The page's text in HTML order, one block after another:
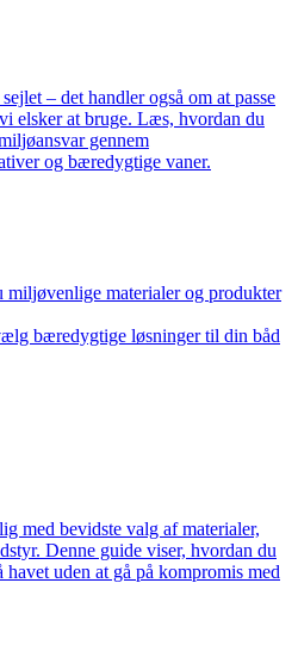
– det handler også om at passe
elsker at bruge. Læs, hvordan du
gennem
og bæredygtige vaner.
miljøvenlige materialer og produkter
bæredygtige løsninger til din båd
med bevidste valg af materialer,
Denne guide viser, hvordan du
uden at gå på kompromis med